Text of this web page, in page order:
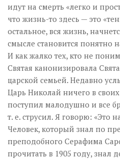
идут на смерть «легко и
что жизнь-то здесь — это
остальное, вся жизнь,
смысле становится понятно
И как жалко тех, кто не
Святая канонизировала
царской семьей. Недавно
Царь Николай ничего в
поступил малодушно и все
т. е. струсил. Я говорю: «Это
Человек, который знал по
преподобного Серафима
прочитать в 1905 году, знал